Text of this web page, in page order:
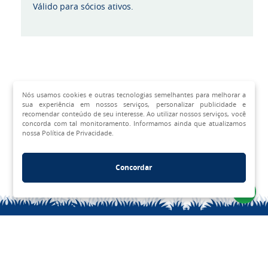
Nós usamos cookies e outras tecnologias semelhantes para melhorar a
sua experiência em nossos serviços, personalizar publicidade e
recomendar conteúdo de seu interesse. Ao utilizar nossos serviços, você
concorda com tal monitoramento. Informamos ainda que atualizamos
nossa Política de Privacidade.
Concordar
Válido para sócios ativos.